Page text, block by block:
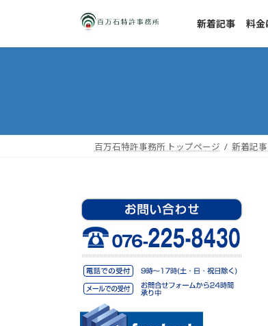
ッ
移
新着記事 料金
百万石特許事務所 トップページ 新着記事